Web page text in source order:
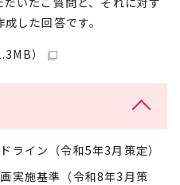
した回答です。
）
ライン（令和5年3月策定）
実施基準（令和8年3月策